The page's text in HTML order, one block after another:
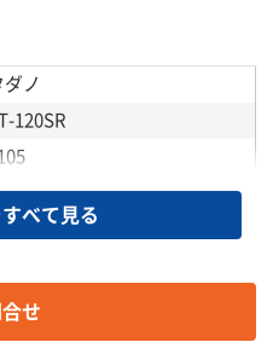
ダノ
120SR
積載時)
べて見る
せ